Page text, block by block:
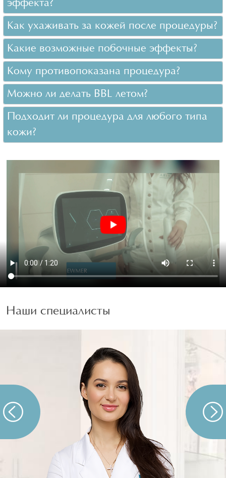
эффекта?
Как ухаживать за кожей после процедуры?
Какие возможные побочные эффекты?
Кому противопоказана процедура?
Можно ли делать BBL летом?
Подходит ли процедура для любого типа
кожи?
Наши специалисты